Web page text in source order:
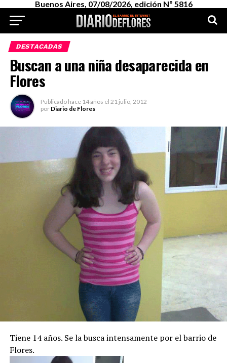
Buenos Aires, 07/08/2026, edición Nº 5816
DESTACADAS
Buscan a una niña desaparecida en
Flores
Publicado hace 14 años el 21 julio, 2012
por Diario de Flores
Tiene 14 años. Se la busca intensamente por el barrio de
Flores.